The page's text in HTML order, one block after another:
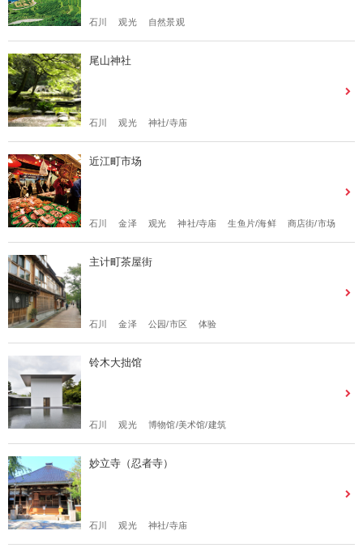
石川 观光 自然景观
尾山神社
石川 观光 神社/寺庙
近江町市场
石川 金泽 观光 神社/寺庙 生鱼片/海鲜 商店街/市场
主计町茶屋街
石川 金泽 公园/市区 体验
铃木大拙馆
石川 观光 博物馆/美术馆/建筑
妙立寺（忍者寺）
石川 观光 神社/寺庙